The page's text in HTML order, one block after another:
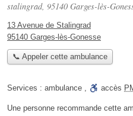
stalingrad, 95140 Garges-lès-
13 Avenue de Stalingrad
95140 Garges-lès-Gonesse
📞 Appeler cette ambulance
Services : ambulance , accès
Une personne recommande cette